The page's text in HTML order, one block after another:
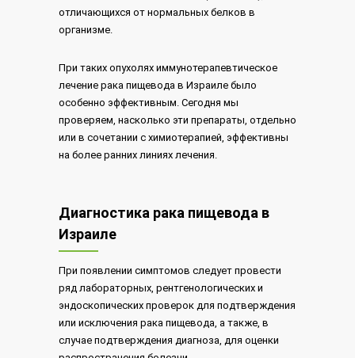
отличающихся от нормальных белков в
организме.
При таких опухолях иммунотерапевтическое
лечение рака пищевода в Израиле было
особенно эффективным. Сегодня мы
проверяем, насколько эти препараты, отдельно
или в сочетании с химиотерапией, эффективны
на более ранних линиях лечения.
Диагностика рака пищевода в
Израиле
При появлении симптомов следует провести
ряд лабораторных, рентгенологических и
эндоскопических проверок для подтверждения
или исключения рака пищевода, а также, в
случае подтверждения диагноза, для оценки